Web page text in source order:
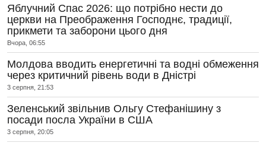
Яблучний Спас 2026: що потрібно нести до
церкви на Преображення Господнє, традиції,
прикмети та заборони цього дня
Вчора, 06:55
Молдова вводить енергетичні та водні обмеження
через критичний рівень води в Дністрі
3 серпня, 21:53
Зеленський звільнив Ольгу Стефанішину з
посади посла України в США
3 серпня, 20:05